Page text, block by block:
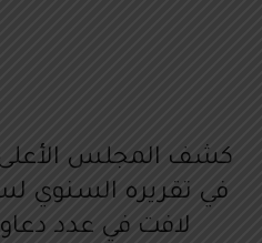
كشف المجلس
لافت في عدد